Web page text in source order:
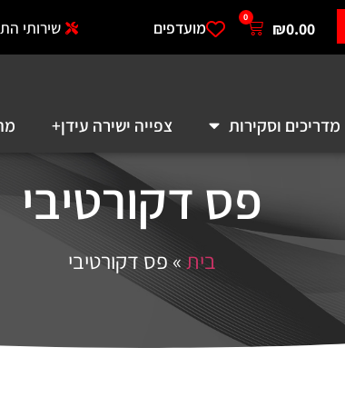
מועדפים שירותי התקנה
צפייה ישירה עידן+ מה זה
פס דקורטיבי
בית» פס דקורטיבי